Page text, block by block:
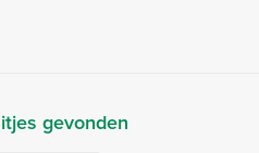
gevonden